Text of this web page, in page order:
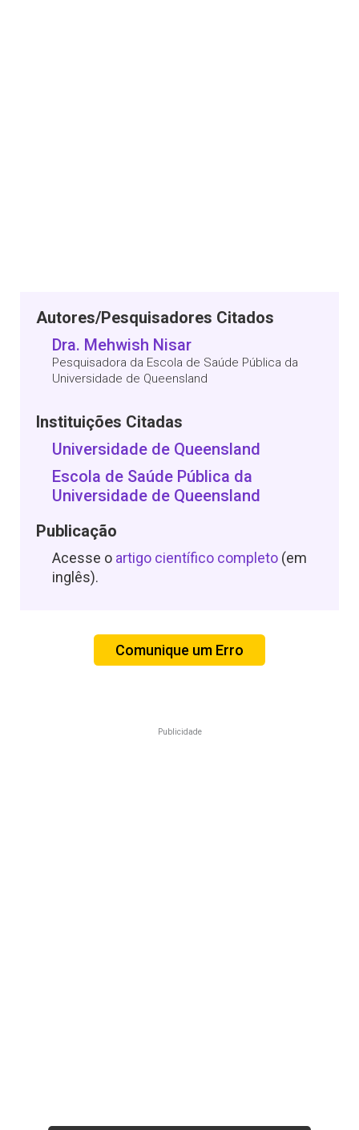
Autores/Pesquisadores Citados
Dra. Mehwish Nisar
Pesquisadora da Escola de Saúde Pública da
Universidade de Queensland
Instituições Citadas
Universidade de Queensland
Escola de Saúde Pública da
Universidade de Queensland
Publicação
Acesse o artigo científico completo (em
inglês).
Comunique um Erro
Publicidade